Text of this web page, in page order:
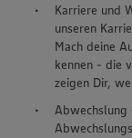
Karriere und
unseren
Mach deine
kennen - die
zeigen Dir,
Abwechslung